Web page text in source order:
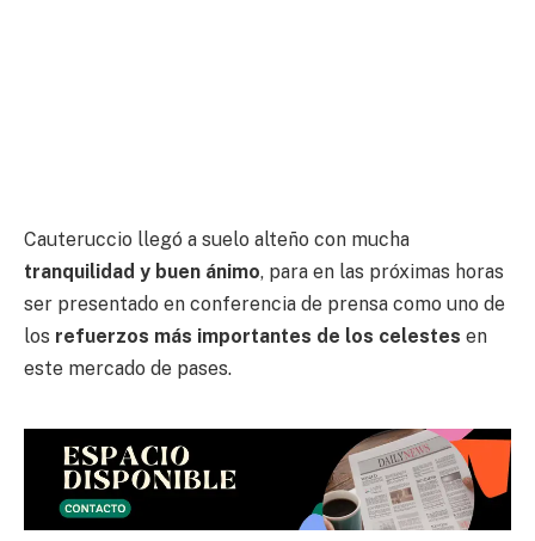
Cauteruccio llegó a suelo alteño con mucha
tranquilidad y buen ánimo, para en las próximas horas
ser presentado en conferencia de prensa como uno de
los refuerzos más importantes de los celestes en
este mercado de pases.